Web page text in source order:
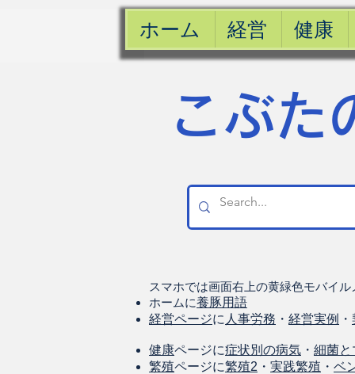
ホーム 経営 健康
こぶた
スマホでは画面右上の黄緑色モバイ
ホームに養豚用語
経営ページに 人事労務 ・ 経営実例 ・
健康ページに症状別の病気 ・ 細菌と
繁殖ページに繁殖2 ・ 実践繁殖 ・ ベ